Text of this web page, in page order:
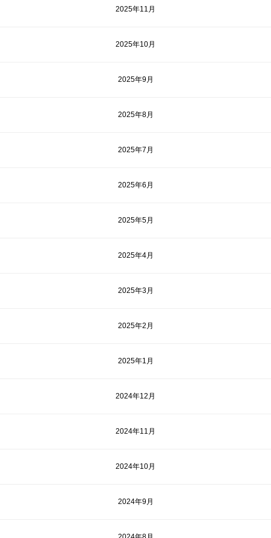
2025年11月
2025年10月
2025年9月
2025年8月
2025年7月
2025年6月
2025年5月
2025年4月
2025年3月
2025年2月
2025年1月
2024年12月
2024年11月
2024年10月
2024年9月